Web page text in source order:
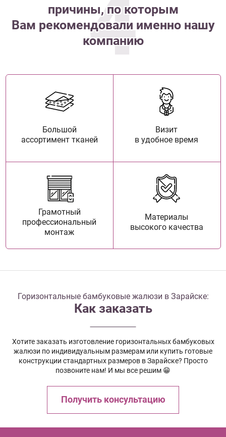
4
причины, по которым
Вам рекомендовали именно нашу
компанию
Большой
ассортимент тканей
Визит
в удобное время
Грамотный
профессиональный
монтаж
Материалы
высокого качества
Горизонтальные бамбуковые жалюзи в Зарайске:
Как заказать
Хотите заказать изготовление горизонтальных бамбуковых
жалюзи по индивидуальным размерам или купить готовые
конструкции стандартных размеров в Зарайске? Просто
позвоните нам! И мы все решим 😁
Получить консультацию